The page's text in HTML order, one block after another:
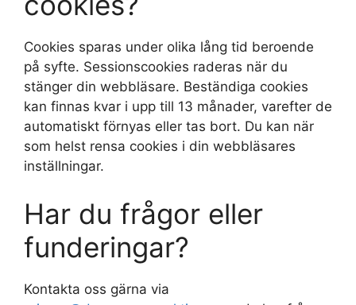
Cookies sparas under olika lång tid beroende
på syfte. Sessionscookies raderas när du
stänger din webbläsare. Beständiga cookies
kan finnas kvar i upp till 13 månader, varefter de
automatiskt förnyas eller tas bort. Du kan när
som helst rensa cookies i din webbläsares
inställningar.
Har du frågor eller
funderingar?
Kontakta oss gärna via